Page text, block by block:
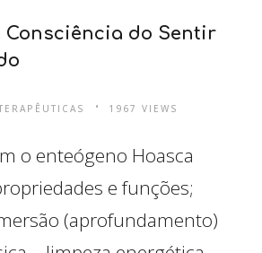
Consciência do Sentir
1967 VIEWS
o enteógeno Hoasca
e funções;
(aprofundamento)